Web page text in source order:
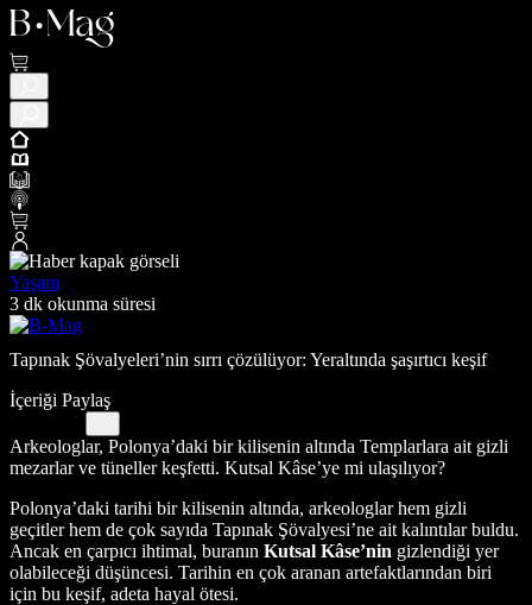
Yaşam
3 dk okunma süresi
Tapınak Şövalyeleri’nin sırrı çözülüyor: Yeraltında şaşırtıcı keşif
İçeriği Paylaş
Arkeologlar, Polonya’daki bir kilisenin altında Templarlara ait gizli
mezarlar ve tüneller keşfetti. Kutsal Kâse’ye mi ulaşılıyor?
Polonya’daki tarihi bir kilisenin altında, arkeologlar hem gizli
geçitler hem de çok sayıda Tapınak Şövalyesi’ne ait kalıntılar buldu.
Ancak en çarpıcı ihtimal, buranın Kutsal Kâse’nin gizlendiği yer
olabileceği düşüncesi. Tarihin en çok aranan artefaktlarından biri
için bu keşif, adeta hayal ötesi.